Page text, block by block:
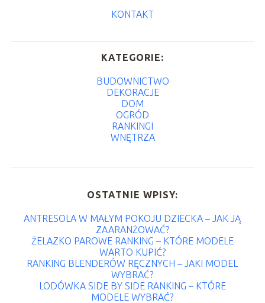
KONTAKT
KATEGORIE:
BUDOWNICTWO
DEKORACJE
DOM
OGRÓD
RANKINGI
WNĘTRZA
OSTATNIE WPISY:
ANTRESOLA W MAŁYM POKOJU DZIECKA – JAK JĄ
ZAARANŻOWAĆ?
ŻELAZKO PAROWE RANKING – KTÓRE MODELE
WARTO KUPIĆ?
RANKING BLENDERÓW RĘCZNYCH – JAKI MODEL
WYBRAĆ?
LODÓWKA SIDE BY SIDE RANKING – KTÓRE
MODELE WYBRAĆ?